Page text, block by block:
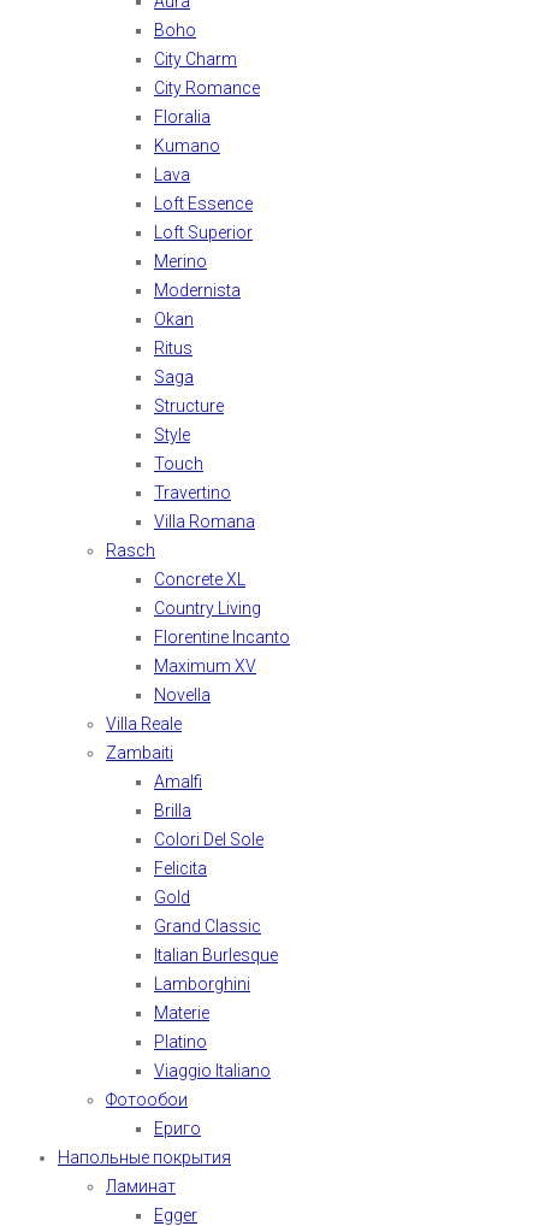
Boho
City Charm
City Romance
Floralia
Kumano
Lava
Loft Essence
Loft Superior
Merino
Modernista
Okan
Ritus
Saga
Structure
Style
Touch
Travertino
Villa Romana
Rasch
Concrete XL
Country Living
Florentine Incanto
Maximum XV
Novella
Villa Reale
Zambaiti
Amalfi
Brilla
Colori Del Sole
Felicita
Gold
Grand Classic
Italian Burlesque
Lamborghini
Materie
Platino
Viaggio Italiano
Фотообои
Ериго
Напольные покрытия
Ламинат
Egger